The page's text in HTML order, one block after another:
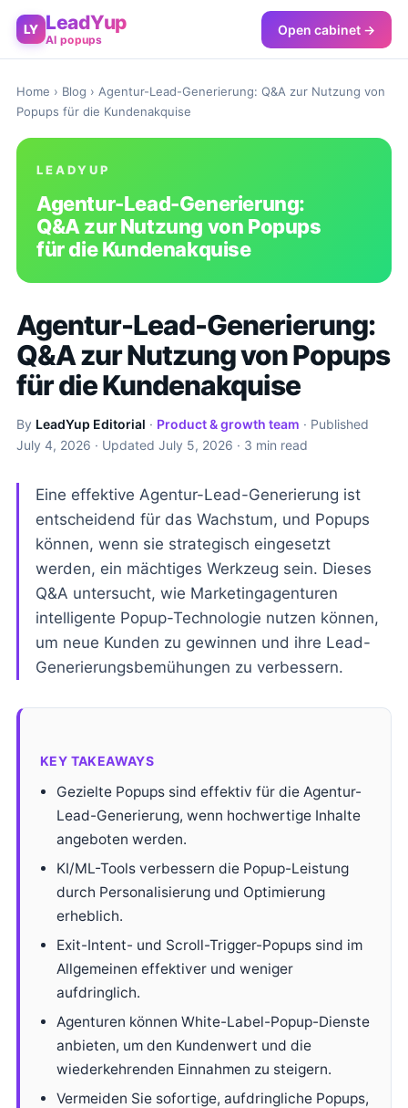
LY LeadYup
AI popups
Open cabinet →
Home › Blog › Agentur-Lead-Generierung: Q&A zur Nutzung von
Popups für die Kundenakquise
LEADYUP
Agentur-Lead-Generierung:
Q&A zur Nutzung von Popups
für die Kundenakquise
Agentur-Lead-Generierung:
Q&A zur Nutzung von Popups
für die Kundenakquise
By LeadYup Editorial · Product & growth team · Published
July 4, 2026 · Updated July 5, 2026 · 3 min read
Eine effektive Agentur-Lead-Generierung ist
entscheidend für das Wachstum, und Popups
können, wenn sie strategisch eingesetzt
werden, ein mächtiges Werkzeug sein. Dieses
Q&A untersucht, wie Marketingagenturen
intelligente Popup-Technologie nutzen können,
um neue Kunden zu gewinnen und ihre Lead-
Generierungsbemühungen zu verbessern.
KEY TAKEAWAYS
Gezielte Popups sind effektiv für die Agentur-
Lead-Generierung, wenn hochwertige Inhalte
angeboten werden.
KI/ML-Tools verbessern die Popup-Leistung
durch Personalisierung und Optimierung
erheblich.
Exit-Intent- und Scroll-Trigger-Popups sind im
Allgemeinen effektiver und weniger
aufdringlich.
Agenturen können White-Label-Popup-Dienste
anbieten, um den Kundenwert und die
wiederkehrenden Einnahmen zu steigern.
Vermeiden Sie sofortige, aufdringliche Popups,